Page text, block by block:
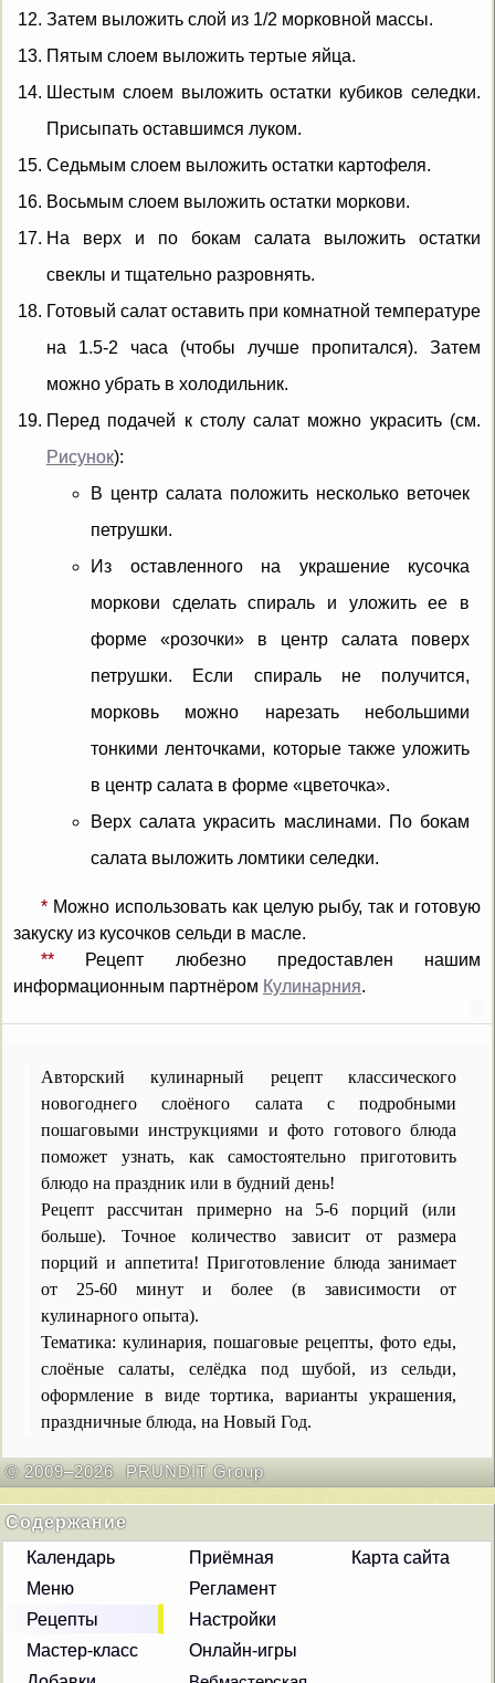
Затем выложить слой из 1/2 морковной массы.
Пятым слоем выложить тертые яйца.
Шестым слоем выложить остатки кубиков селедки.
Присыпать оставшимся луком.
Седьмым слоем выложить остатки картофеля.
Восьмым слоем выложить остатки моркови.
На верх и по бокам салата выложить остатки
свеклы и тщательно разровнять.
Готовый салат оставить при комнатной температуре
на 1.5-2 часа (чтобы лучше пропитался). Затем
можно убрать в холодильник.
Перед подачей к столу салат можно украсить (см.
Рисунок):
В центр салата положить несколько веточек
петрушки.
Из оставленного на украшение кусочка
моркови сделать спираль и уложить ее в
форме «розочки» в центр салата поверх
петрушки. Если спираль не получится,
морковь можно нарезать небольшими
тонкими ленточками, которые также уложить
в центр салата в форме «цветочка».
Верх салата украсить маслинами. По бокам
салата выложить ломтики селедки.
* Можно использовать как целую рыбу, так и готовую
закуску из кусочков сельди в масле.
** Рецепт любезно предоставлен нашим
информационным партнёром Кулинарния.
Авторский кулинарный рецепт классического
новогоднего слоёного салата с подробными
пошаговыми инструкциями и фото готового блюда
поможет узнать, как самостоятельно приготовить
блюдо на праздник или в будний день!
Рецепт рассчитан примерно на 5-6 порций (или
больше). Точное количество зависит от размера
порций и аппетита! Приготовление блюда занимает
от 25-60 минут и более (в зависимости от
кулинарного опыта).
Тематика: кулинария, пошаговые рецепты, фото еды,
слоёные салаты, селёдка под шубой, из сельди,
оформление в виде тортика, варианты украшения,
праздничные блюда, на Новый Год.
©2009–2026 PRUNDIT Group
Содержание
Календарь
Меню
Рецепты
Мастер-класс
Приёмная
Регламент
Настройки
Онлайн-игры
Карта сайта